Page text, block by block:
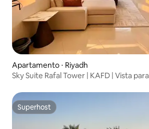
Apartamento ⋅ Riyadh
Sky Suite Rafal Tower | KAFD | Vista
Superhost
Superhost